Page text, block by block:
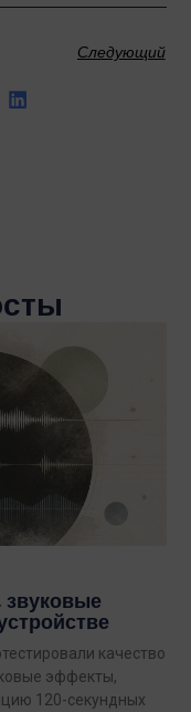
Следующий
звуковые
качество
эффекты,
120-секундных